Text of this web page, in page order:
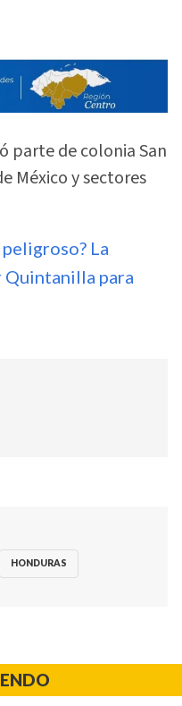
parte de colonia San
México y sectores
La
Quintanilla para
HONDURAS